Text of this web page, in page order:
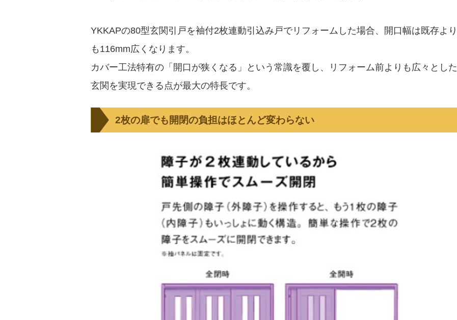
YKKAPの80型玄関引戸を袖付2枚連動引込み戸でリフォームした場合、開口幅は既存より
も116mm広くなります。
カバー工法特有の「開口が狭くなる」という常識を覆し、リフォーム前よりも広々とした
玄関を実現できる点が最大の特長です。
2枚の扉でも開閉の負担はほとんど変わらない